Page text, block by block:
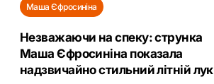
Маша Єфросиніна
Незважаючи на спеку: струнка
Маша Єфросиніна показала
надзвичайно стильний літній лук